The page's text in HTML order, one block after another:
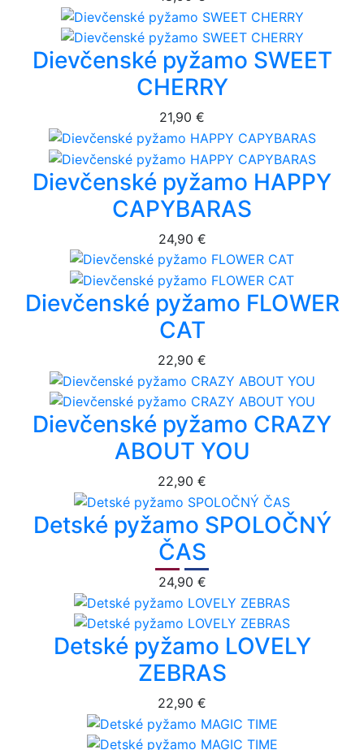
Dievčenské pyžamo SWEET
CHERRY
21,90 €
Dievčenské pyžamo HAPPY
CAPYBARAS
24,90 €
Dievčenské pyžamo FLOWER
CAT
22,90 €
Dievčenské pyžamo CRAZY
ABOUT YOU
22,90 €
Detské pyžamo SPOLOČNÝ
ČAS
24,90 €
Detské pyžamo LOVELY
ZEBRAS
22,90 €